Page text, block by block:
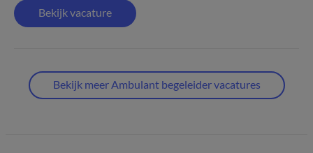
Bekijk vacature
Bekijk meer Ambulant begeleider vacatures